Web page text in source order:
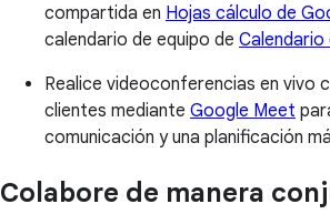
compartida en Hojas cálculo de
calendario de equipo de Calendario
Realice videoconferencias en vivo
clientes mediante Google Meet
comunicación y una planificación
Colabore de manera